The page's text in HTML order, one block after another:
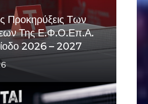
Προκηρύξεις Των
Της Ε.Φ.Ο.Επ.Α.
2026 – 2027